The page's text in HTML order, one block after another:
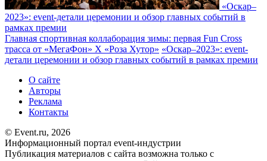
«Оскар–
2023»: event-детали церемонии и обзор главных событий в
рамках премии
Главная спортивная коллаборация зимы: первая Fun Cross
трасса от «МегаФон» Х «Роза Хутор» «Оскар–2023»: event-
детали церемонии и обзор главных событий в рамках премии
О сайте
Авторы
Реклама
Контакты
© Event.ru, 2026
Информационный портал event-индустрии
Публикация материалов с сайта возможна только с